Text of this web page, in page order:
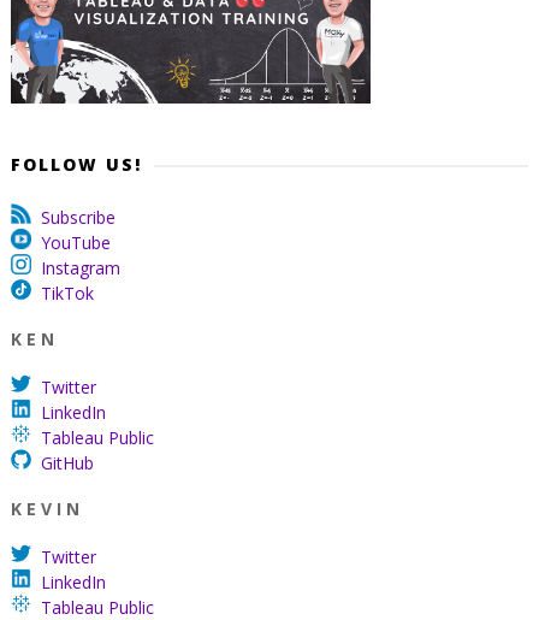
FOLLOW US!
Subscribe
YouTube
Instagram
TikTok
K E N
Twitter
LinkedIn
Tableau Public
GitHub
K E V I N
Twitter
LinkedIn
Tableau Public